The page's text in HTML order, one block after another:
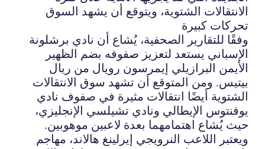
الانتقالات الشتوية، ويتوقع أن يشهد السوق
تحركات كبيرة
وفقًا للتقارير الصحفية، يُشاع أن نادي برشلونة
الإسباني يستعد لتعزيز صفوفه بضم الظهير
الأيمن البرازيلي إيمرسون رويال من ريال
بيتيس. ومن المتوقع أن تشهد سوق الانتقالات
الشتوية أيضًا انتقالات مثيرة في صفوف نادي
يوفنتوس الإيطالي ونادي تشيلسي الإنجليزي،
حيث يُشاع اهتمامهما بعدة لاعبين موهوبين.
ويعتبر اللاعب النرويجي إيرلينغ هالاند، مهاجم